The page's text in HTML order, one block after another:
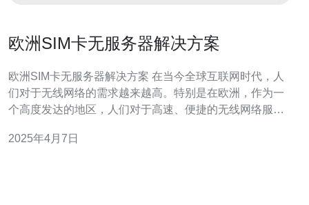
欧洲SIM卡无服务器解决方案
欧洲SIM卡无服务器解决方案 在当今全球互联网时代，人
们对于无线网络的需求越来越高。特别是在欧洲，作为一
个高度发达的地区，人们对于高速、便捷的无线网络服务
连接时仍存在一些限制。为了解决这些问题，欧洲SIM卡
2025年4月7日